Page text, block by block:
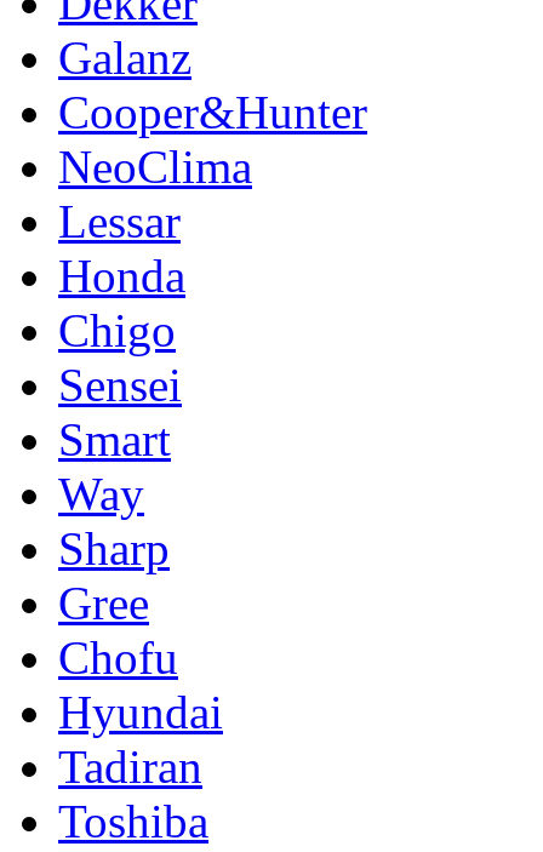
Galanz
Cooper&Hunter
NeoClima
Lessar
Honda
Chigo
Sensei
Smart
Way
Sharp
Gree
Chofu
Hyundai
Tadiran
Toshiba